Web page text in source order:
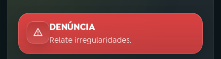
DENÚNCIA
Relate irregularidades.